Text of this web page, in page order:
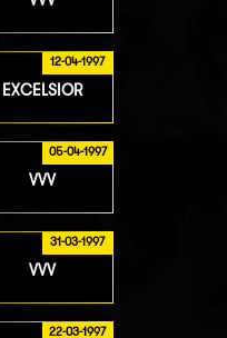
12-04-1997
EXCELSIOR
05-04-1997
VVV
31-03-1997
VVV
22-03-1997